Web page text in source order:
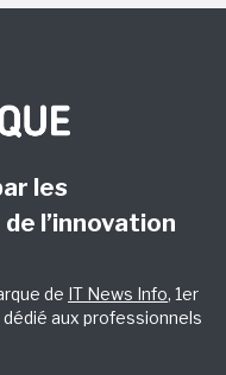
les
l’innovation
de IT News Info, 1er
aux professionnels